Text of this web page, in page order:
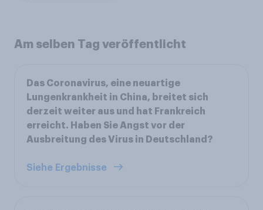
Am selben Tag veröffentlicht
Das Coronavirus, eine neuartige
Lungenkrankheit in China, breitet sich
derzeit weiter aus und hat Frankreich
erreicht. Haben Sie Angst vor der
Ausbreitung des Virus in Deutschland?
Siehe Ergebnisse